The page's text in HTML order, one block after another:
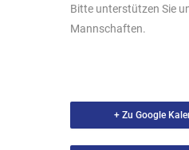
Bitte unterstützen Sie
Mannschaften.
+ Zu Google